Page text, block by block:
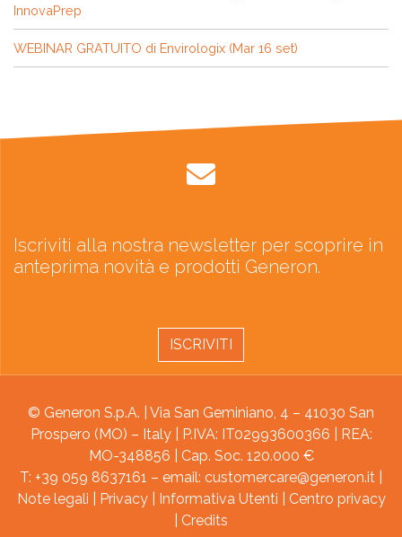
InnovaPrep
WEBINAR GRATUITO di Envirologix (Mar 16 set)
Iscriviti alla nostra newsletter per scoprire in
anteprima novità e prodotti Generon.
ISCRIVITI
© Generon S.p.A. | Via San Geminiano, 4 – 41030 San
Prospero (MO) – Italy | P.IVA: IT02993600366 | REA:
MO-348856 | Cap. Soc. 120.000 €
T: +39 059 8637161 – email: customercare@generon.it
Note legali
Privacy| Informativa Utenti
Centro privacy
Credits